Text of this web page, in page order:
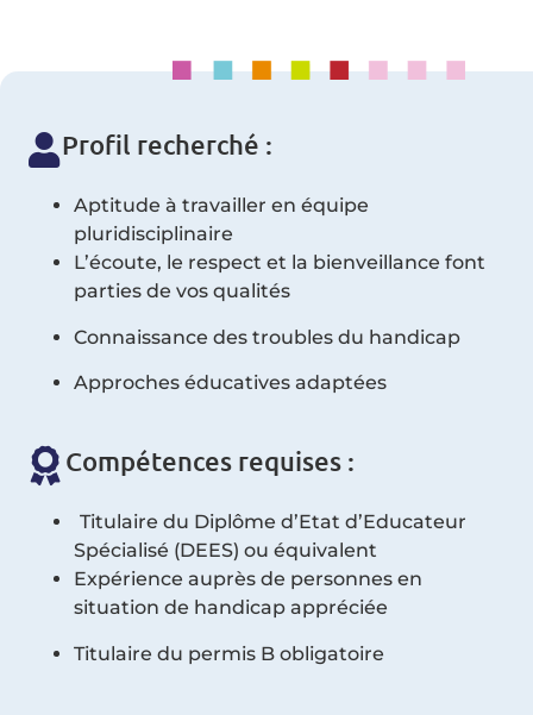
Profil recherché :
Aptitude à travailler en équipe
pluridisciplinaire
L’écoute, le respect et la bienveillance font
parties de vos qualités
Connaissance des troubles du handicap
Approches éducatives adaptées
Compétences requises :
Titulaire du Diplôme d’Etat d’Educateur
Spécialisé (DEES) ou équivalent
Expérience auprès de personnes en
situation de handicap appréciée
Titulaire du permis B obligatoire